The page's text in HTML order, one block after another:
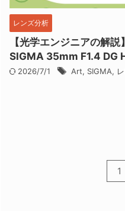
レンズ分析
【光学エンジニアの解
SIGMA 35mm F1.4 DG
2026/7/1 Art, SIGMA,
1